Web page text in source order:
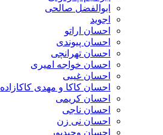
ابوالفضل صالحی
اجوید
احسان اراتو
احسان پیوندی
احسان تهرانچی
احسان خواجه امیری
احسان غیبی
احسان کاکا و مهدی کاکازاده
احسان کریمی
احسان ناجی
احسان نی زن
احسان وحیدپور